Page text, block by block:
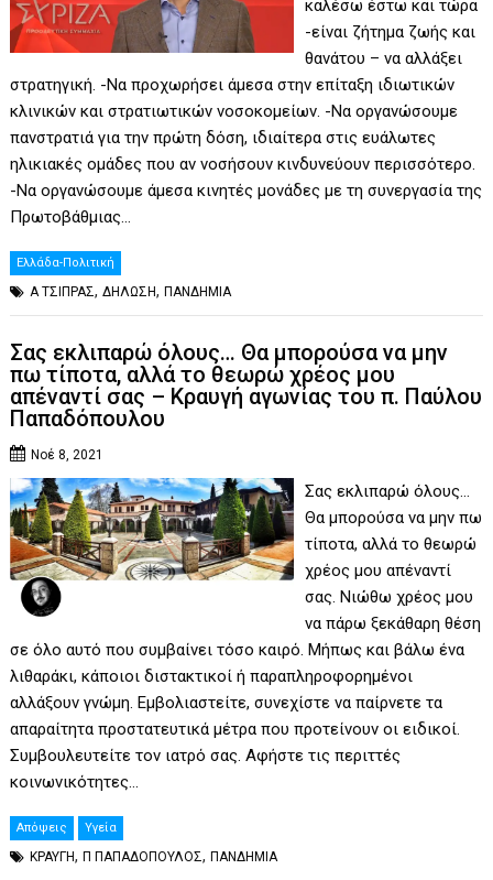
καλέσω έστω και τώρα
-είναι ζήτημα ζωής και
θανάτου – να αλλάξει
στρατηγική. -Να προχωρήσει άμεσα στην επίταξη ιδιωτικών
κλινικών και στρατιωτικών νοσοκομείων. -Να οργανώσουμε
πανστρατιά για την πρώτη δόση, ιδιαίτερα στις ευάλωτες
ηλικιακές ομάδες που αν νοσήσουν κινδυνεύουν περισσότερο.
-Να οργανώσουμε άμεσα κινητές μονάδες με τη συνεργασία της
Πρωτοβάθμιας…
Ελλάδα-Πολιτική
Α ΤΣΙΠΡΑΣ,ΔΗΛΩΣΗ,ΠΑΝΔΗΜΙΑ
Σας εκλιπαρώ όλους… Θα μπορούσα να μην
πω τίποτα, αλλά το θεωρώ χρέος μου
απέναντί σας – Κραυγή αγωνίας του π. Παύλου
Παπαδόπουλου
Νοέ 8, 2021
Σας εκλιπαρώ όλους…
Θα μπορούσα να μην πω
τίποτα, αλλά το θεωρώ
χρέος μου απέναντί
σας. Νιώθω χρέος μου
να πάρω ξεκάθαρη θέση
σε όλο αυτό που συμβαίνει τόσο καιρό. Μήπως και βάλω ένα
λιθαράκι, κάποιοι διστακτικοί ή παραπληροφορημένοι
αλλάξουν γνώμη. Εμβολιαστείτε, συνεχίστε να παίρνετε τα
απαραίτητα προστατευτικά μέτρα που προτείνουν οι ειδικοί.
Συμβουλευτείτε τον ιατρό σας. Αφήστε τις περιττές
κοινωνικότητες…
Απόψεις Υγεία
ΚΡΑΥΓΗ,Π ΠΑΠΑΔΟΠΟΥΛΟΣ,ΠΑΝΔΗΜΙΑ